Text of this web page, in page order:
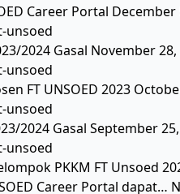
Career Portal
2024 Gasal November
FT UNSOED 2023
2024 Gasal September
PKKM FT Unsoed
Career Portal dapat…